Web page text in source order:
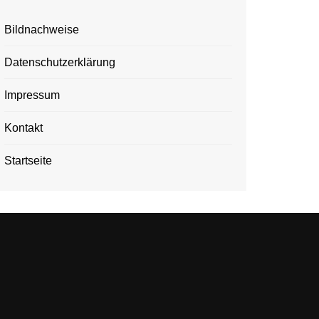
Bildnachweise
Datenschutzerklärung
Impressum
Kontakt
Startseite